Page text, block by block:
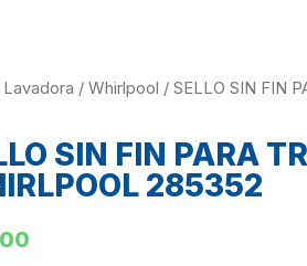
Lavadora / Whirlpool / SELLO SIN FIN
SIN FIN PARA
285352